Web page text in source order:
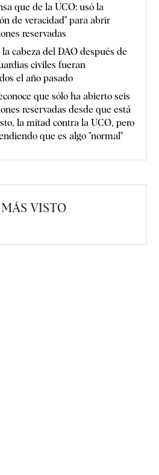
que de la UCO: usó la
de veracidad" para abrir
reservadas
cabeza del DAO después de
civiles fueran
el año pasado
que sólo ha abierto seis
reservadas desde que está
la mitad contra la UCO, pero
que es algo "normal"
VISTO